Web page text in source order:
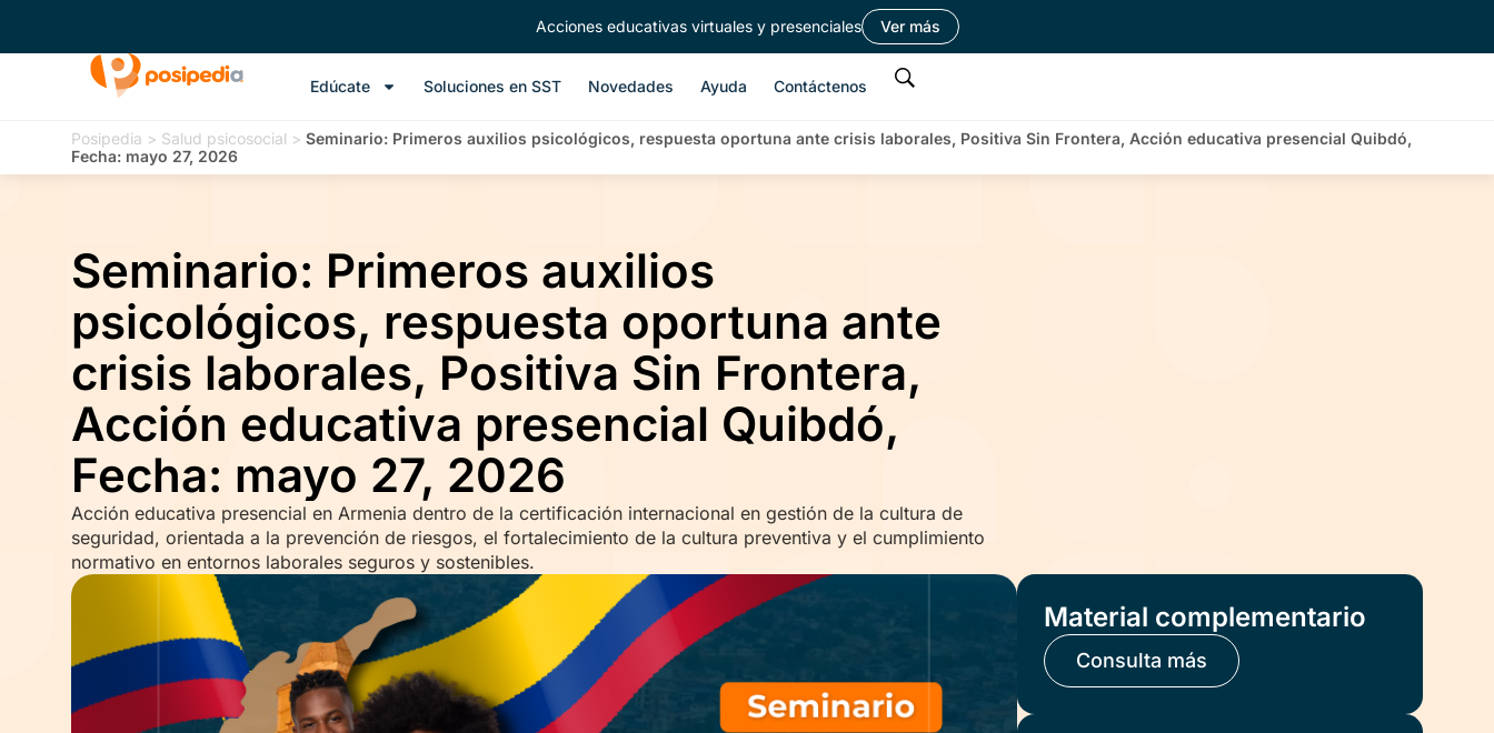
Acciones educativas virtuales y presenciales Ver más
Edúcate Soluciones en SST Novedades Ayuda Contáctenos
Posipedia > Salud psicosocial > Seminario: Primeros auxilios psicológicos, respuesta oportuna ante crisis laborales, Positiva Sin Frontera, Acción educativa presencial Quibdó,
Fecha: mayo 27, 2026
Seminario: Primeros auxilios
psicológicos, respuesta oportuna ante
crisis laborales, Positiva Sin Frontera,
Acción educativa presencial Quibdó,
Fecha: mayo 27, 2026
Acción educativa presencial en Armenia dentro de la certificación internacional en gestión de la cultura de
seguridad, orientada a la prevención de riesgos, el fortalecimiento de la cultura preventiva y el cumplimiento
normativo en entornos laborales seguros y sostenibles.
Material complementario
Consulta más